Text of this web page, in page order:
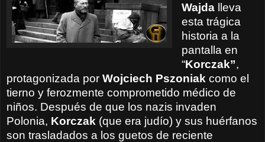
Wajda
lleva
esta trágica
historia a la
pantalla en
“Korczak”,
protagonizada por Wojciech Pszoniak como el
tierno y ferozmente comprometido médico de
niños. Después de que los nazis invaden
Polonia, Korczak (que era judío) y sus huérfanos
son trasladados a los guetos de reciente